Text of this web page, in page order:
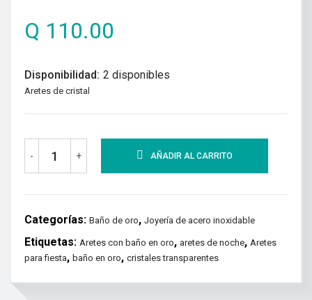
Q 110.00
Disponibilidad: 2 disponibles
Aretes de cristal
- + AÑADIR AL CARRITO
Categorías: Baño de oro, Joyería de acero inoxidable
Etiquetas: Aretes con baño en oro, aretes de noche, Aretes
para fiesta, baño en oro, cristales transparentes